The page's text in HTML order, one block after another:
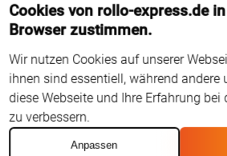
Das Holz-Dachfenster GDL PK10 von
Flügelinnenmaße 775 mm x 1417 mm.
seit 2013 hergestellt. Der Falzwinkel
Für Velux GDL
Dachfenster
Cookies von rollo-express.de
Browser zustimmen.
Wir nutzen Cookies auf unserer
ihnen sind essentiell, während andere
diese Webseite und Ihre Erfahrung bei
zu verbessern.
Anpassen